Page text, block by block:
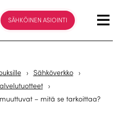
SÄHKÖINEN ASIOINTI
› Sähköverkko
›
›
– mitä se tarkoittaa?